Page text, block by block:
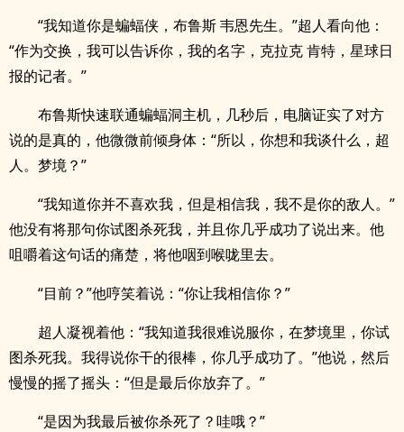
“我知道你是蝙蝠侠，布鲁斯 韦恩先生。”超人看向他：
“作为交换，我可以告诉你，我的名字，克拉克 肯特，星球日
报的记者。”
布鲁斯快速联通蝙蝠洞主机，几秒后，电脑证实了对方
说的是真的，他微微前倾身体：“所以，你想和我谈什么，超
人。梦境？”
“我知道你并不喜欢我，但是相信我，我不是你的敌人。”
他没有将那句你试图杀死我，并且你几乎成功了说出来。他
咀嚼着这句话的痛楚，将他咽到喉咙里去。
“目前？”他哼笑着说：“你让我相信你？”
超人凝视着他：“我知道我很难说服你，在梦境里，你试
图杀死我。我得说你干的很棒，你几乎成功了。”他说，然后
慢慢的摇了摇头：“但是最后你放弃了。”
“是因为我最后被你杀死了？哇哦？”